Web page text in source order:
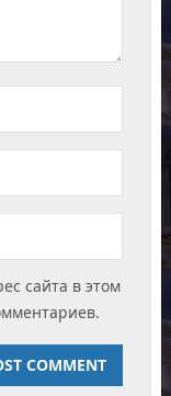
сайта в этом